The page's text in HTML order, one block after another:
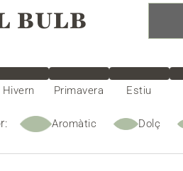
BULB
Hivern Primavera Estiu
Aromàtic Dolç